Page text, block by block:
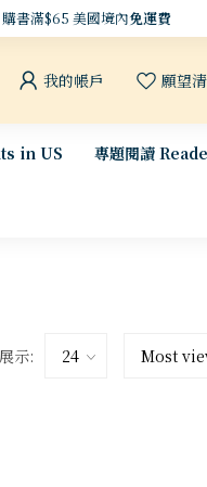
購書滿$65 美國境內免運費
我的帳戶 願望
in US 專題閱讀
展示: